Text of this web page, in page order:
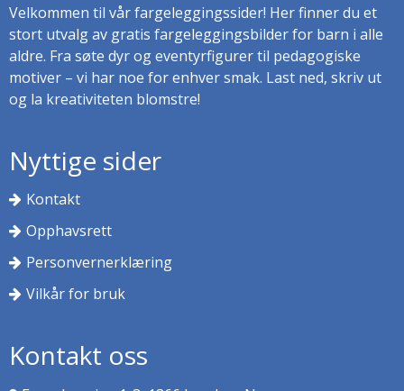
Velkommen til vår fargeleggingssider! Her finner du et
stort utvalg av gratis fargeleggingsbilder for barn i alle
aldre. Fra søte dyr og eventyrfigurer til pedagogiske
motiver – vi har noe for enhver smak. Last ned, skriv ut
og la kreativiteten blomstre!
Nyttige sider
Kontakt
Opphavsrett
Personvernerklæring
Vilkår for bruk
Kontakt oss